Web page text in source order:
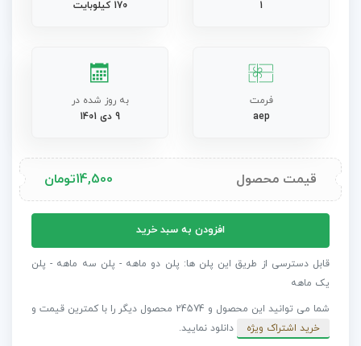
1
170 کیلوبایت
فرمت
aep
به روز شده در
9 دی 1401
قیمت محصول 14,500تومان
قالب
های
اینستاگرام
عدد
افزودن به سبد خرید
قابل دسترسی از طریق این پلن ها: پلن دو ماهه - پلن سه ماهه - پلن
یک ماهه
شما می توانید این محصول و 24574 محصول دیگر را با کمترین قیمت و
خرید اشتراک ویژه
دانلود نمایید.